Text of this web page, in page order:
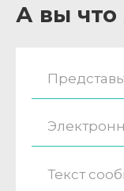
А вы что